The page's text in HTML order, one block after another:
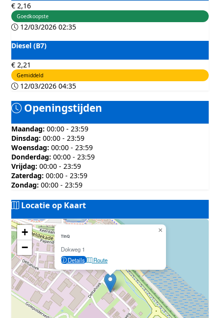
€ 2,16
Goedkoopste
12/03/2026 02:35
Diesel (B7)
€ 2,21
Gemiddeld
12/03/2026 04:35
Openingstijden
Maandag: 00:00 - 23:59
Dinsdag: 00:00 - 23:59
Woensdag: 00:00 - 23:59
Donderdag: 00:00 - 23:59
Vrijdag: 00:00 - 23:59
Zaterdag: 00:00 - 23:59
Zondag: 00:00 - 23:59
Locatie op Kaart
Geen locatiegegevens beschikbaar voor dit station.
Dit station heeft geen GPS coördinaten in de database.
TinQ
Dokweg 1
Details
Route
×
+
−